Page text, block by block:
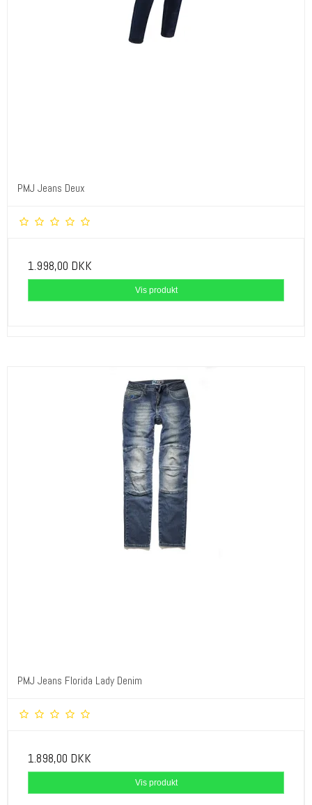
PMJ Jeans Deux
1.998,00 DKK
Vis produkt
PMJ Jeans Florida Lady Denim
1.898,00 DKK
Vis produkt